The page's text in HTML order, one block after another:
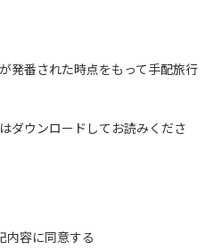
を張らない。
で遊ばない。
ンプ場で雨が降らなくても、上
とがあるので、水の濁りに注意
に川原での遊びを中止する。
地元住民から川についての注意
発番された時点をもって手配旅行
ダウンロードしてお読みくださ
内容に同意する